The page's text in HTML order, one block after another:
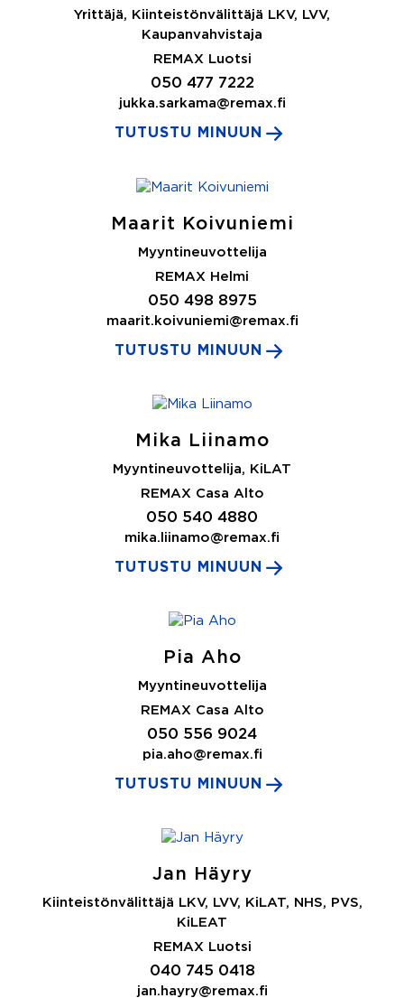
Yrittäjä, Kiinteistönvälittäjä LKV, LVV,
Kaupanvahvistaja
REMAX Luotsi
050 477 7222
jukka.sarkama@remax.fi
TUTUSTU MINUUN
Maarit Koivuniemi
Myyntineuvottelija
REMAX Helmi
050 498 8975
maarit.koivuniemi@remax.fi
TUTUSTU MINUUN
Mika Liinamo
Myyntineuvottelija, KiLAT
REMAX Casa Alto
050 540 4880
mika.liinamo@remax.fi
TUTUSTU MINUUN
Pia Aho
Myyntineuvottelija
REMAX Casa Alto
050 556 9024
pia.aho@remax.fi
TUTUSTU MINUUN
Jan Häyry
Kiinteistönvälittäjä LKV, LVV, KiLAT, NHS, PVS,
KiLEAT
REMAX Luotsi
040 745 0418
jan.hayry@remax.fi